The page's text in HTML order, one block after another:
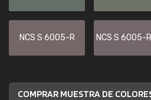
NCS S 6005-R NCS S 6005-
COMPRAR MUESTRA DE